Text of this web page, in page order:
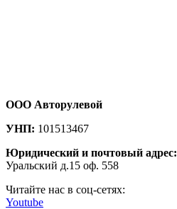
ООО Авторулевой
УНП: 101513467
Юридический и почтовый адрес:
Уральский д.15 оф. 558
Читайте нас в соц-сетях:
Youtube